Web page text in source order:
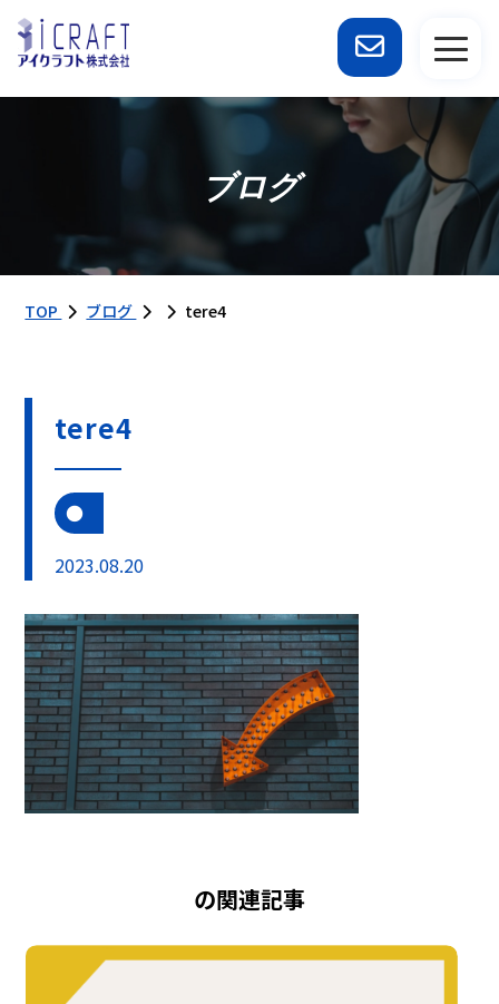
ブログ
TOP ブログ tere4
tere4
2023.08.20
の関連記事